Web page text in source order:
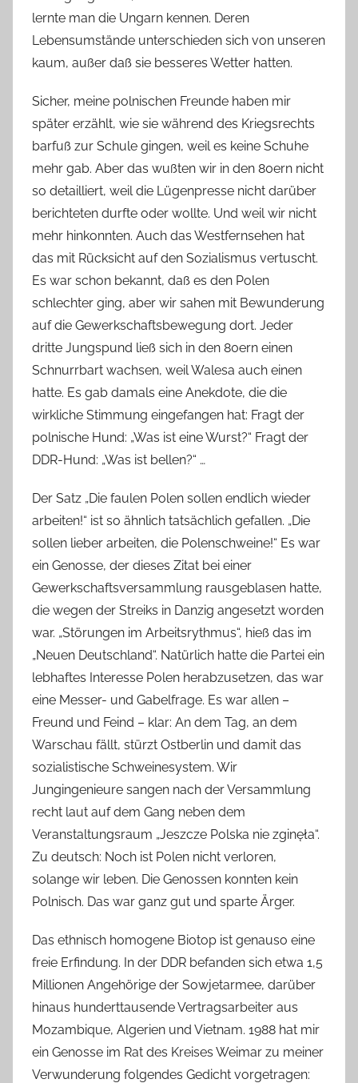
lernte man die Ungarn kennen. Deren
Lebensumstände unterschieden sich von unseren
kaum, außer daß sie besseres Wetter hatten.
Sicher, meine polnischen Freunde haben mir
später erzählt, wie sie während des Kriegsrechts
barfuß zur Schule gingen, weil es keine Schuhe
mehr gab. Aber das wußten wir in den 80ern nicht
so detailliert, weil die Lügenpresse nicht darüber
berichteten durfte oder wollte. Und weil wir nicht
mehr hinkonnten. Auch das Westfernsehen hat
das mit Rücksicht auf den Sozialismus vertuscht.
Es war schon bekannt, daß es den Polen
schlechter ging, aber wir sahen mit Bewunderung
auf die Gewerkschaftsbewegung dort. Jeder
dritte Jungspund ließ sich in den 80ern einen
Schnurrbart wachsen, weil Walesa auch einen
hatte. Es gab damals eine Anekdote, die die
wirkliche Stimmung eingefangen hat: Fragt der
polnische Hund: „Was ist eine Wurst?“ Fragt der
DDR-Hund: „Was ist bellen?“ …
Der Satz „Die faulen Polen sollen endlich wieder
arbeiten!“ ist so ähnlich tatsächlich gefallen. „Die
sollen lieber arbeiten, die Polenschweine!“ Es war
ein Genosse, der dieses Zitat bei einer
Gewerkschaftsversammlung rausgeblasen hatte,
die wegen der Streiks in Danzig angesetzt worden
war. „Störungen im Arbeitsrythmus“, hieß das im
„Neuen Deutschland“. Natürlich hatte die Partei ein
lebhaftes Interesse Polen herabzusetzen, das war
eine Messer- und Gabelfrage. Es war allen –
Freund und Feind – klar: An dem Tag, an dem
Warschau fällt, stürzt Ostberlin und damit das
sozialistische Schweinesystem. Wir
Jungingenieure sangen nach der Versammlung
recht laut auf dem Gang neben dem
Veranstaltungsraum „Jeszcze Polska nie zginęła“.
Zu deutsch: Noch ist Polen nicht verloren,
solange wir leben. Die Genossen konnten kein
Polnisch. Das war ganz gut und sparte Ärger.
Das ethnisch homogene Biotop ist genauso eine
freie Erfindung. In der DDR befanden sich etwa 1,5
Millionen Angehörige der Sowjetarmee, darüber
hinaus hunderttausende Vertragsarbeiter aus
Mozambique, Algerien und Vietnam. 1988 hat mir
ein Genosse im Rat des Kreises Weimar zu meiner
Verwunderung folgendes Gedicht vorgetragen: